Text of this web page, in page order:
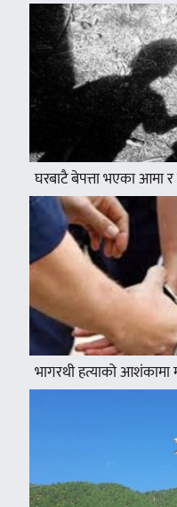
घरबाटै बेपत्ता भएका आमा
भागरथी हत्याको आशंकामा